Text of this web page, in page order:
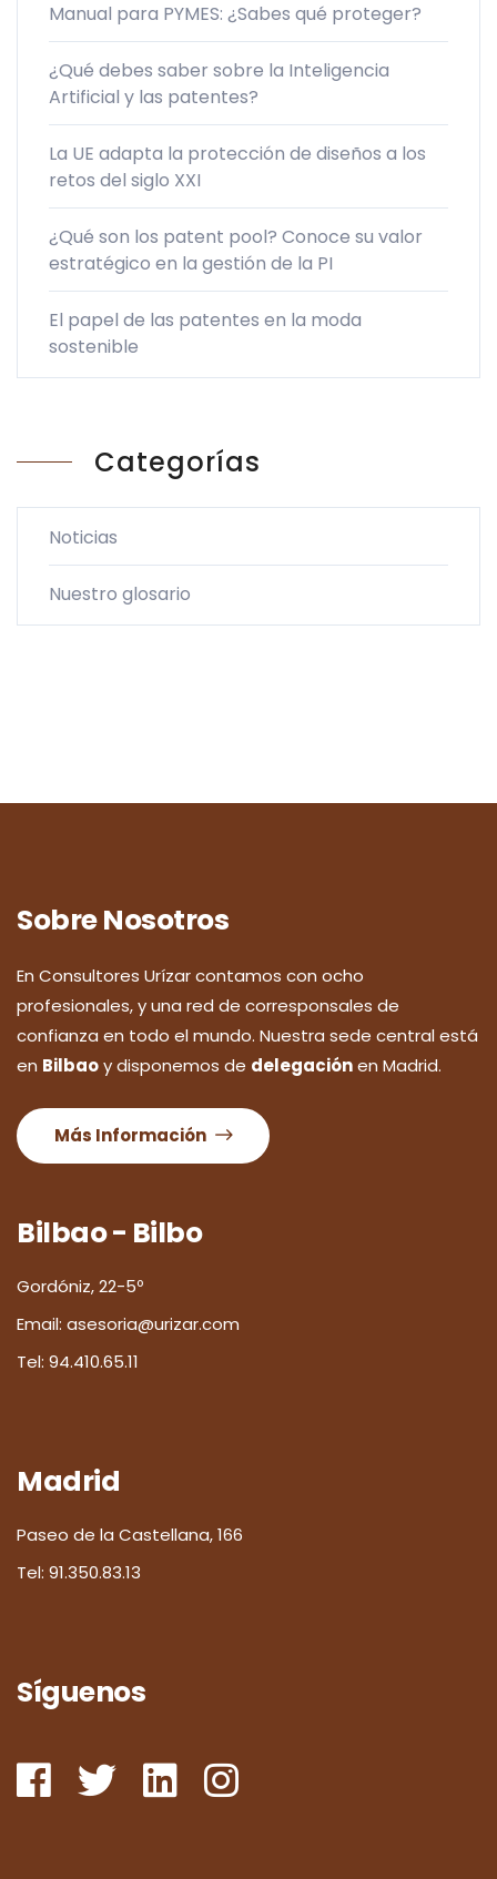
Manual para PYMES: ¿Sabes qué proteger?
¿Qué debes saber sobre la Inteligencia
Artificial y las patentes?
La UE adapta la protección de diseños a los
retos del siglo XXI
¿Qué son los patent pool? Conoce su valor
estratégico en la gestión de la PI
El papel de las patentes en la moda
sostenible
Categorías
Noticias
Nuestro glosario
Sobre Nosotros
En Consultores Urízar contamos con ocho
profesionales, y una red de corresponsales de
confianza en todo el mundo. Nuestra sede central está
en Bilbaoy disponemos de delegaciónen Madrid.
Más Información
Bilbao - Bilbo
Gordóniz, 22-5º
Email: asesoria@urizar.com
Tel: 94.410.65.11
Madrid
Paseo de la Castellana, 166
Tel: 91.350.83.13
Síguenos